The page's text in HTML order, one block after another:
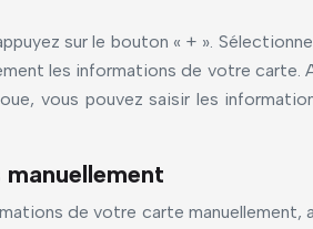
sur le bouton « + ».
les informations de votre
vous pouvez saisir les
de votre carte manuellement,